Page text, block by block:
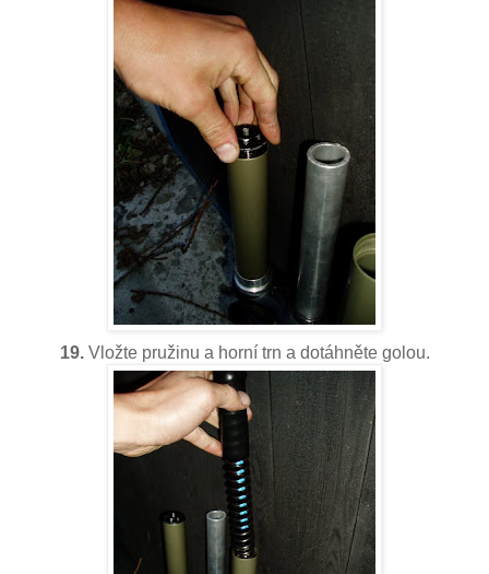
19.Vložte pružinu a horní trn a dotáhněte golou.